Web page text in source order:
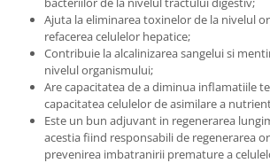
Ajuta la eliminarea toxinelor de la nivelul
refacerea celulelor hepatice;
Contribuie la alcalinizarea sangelui si
nivelul organismului;
Are capacitatea de a diminua inflamatiile
capacitatea celulelor de asimilare a
Este un bun adjuvant in regenerarea
acestia fiind responsabili de regenerarea
prevenirea imbatranirii premature a